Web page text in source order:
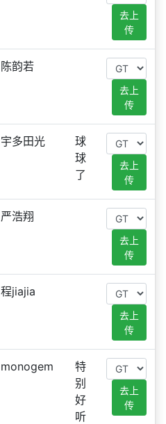
去上
传
陈韵若
去上
传
宇多田光
球
球
了
去上
传
严浩翔
去上
传
程jiajia
去上
传
monogem
特
别
好
听
去上
传